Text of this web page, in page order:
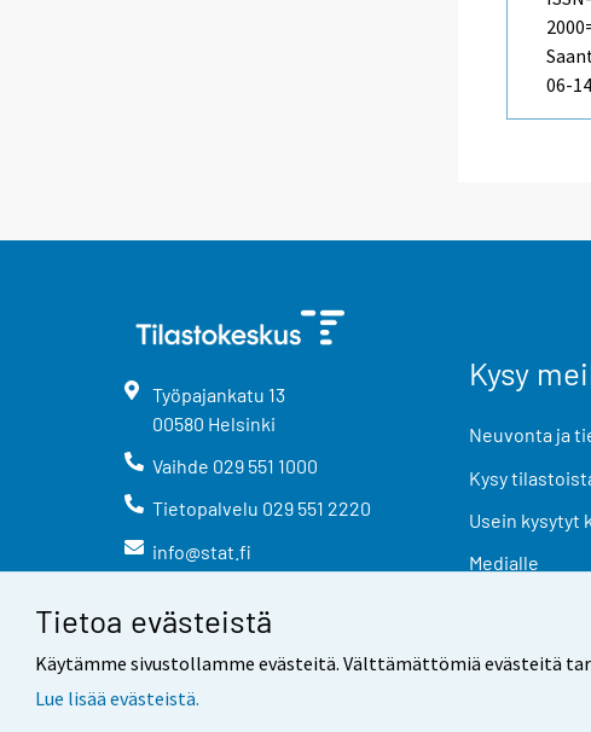
Tietoa evästeistä
Käytämme sivustollamme evästeitä. Välttämättömiä evästeitä
Lue lisää evästeistä.
06-
Työpajankatu 13
00580 Helsinki
Vaihde 029 551 1000
Tietopalvelu 029 551 2220
info@stat.fi
Kysy
Neuvonta ja
Kysy
Usein kysytyt
Medialle